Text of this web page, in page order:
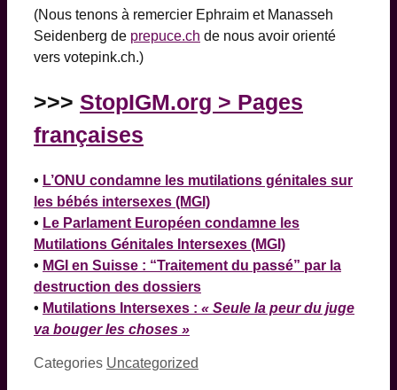
(Nous tenons à remercier Ephraim et Manasseh
Seidenberg de prepuce.ch de nous avoir orienté
vers votepink.ch.)
>>> StopIGM.org > Pages
françaises
• L’ONU condamne les mutilations génitales sur
les bébés intersexes (MGI)
• Le Parlament Européen condamne les
Mutilations Génitales Intersexes (MGI)
• MGI en Suisse : “Traitement du passé” par la
destruction des dossiers
• Mutilations Intersexes : « Seule la peur du juge
va bouger les choses »
Categories Uncategorized